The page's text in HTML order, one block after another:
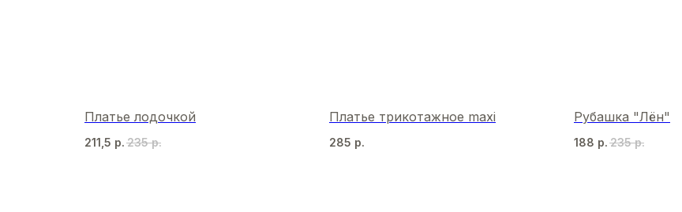
Платье лодочкой
211,5 р. 235 р.
Платье трикотажное maxi
285 р.
Рубашка "Лён"
188 р. 235 р.